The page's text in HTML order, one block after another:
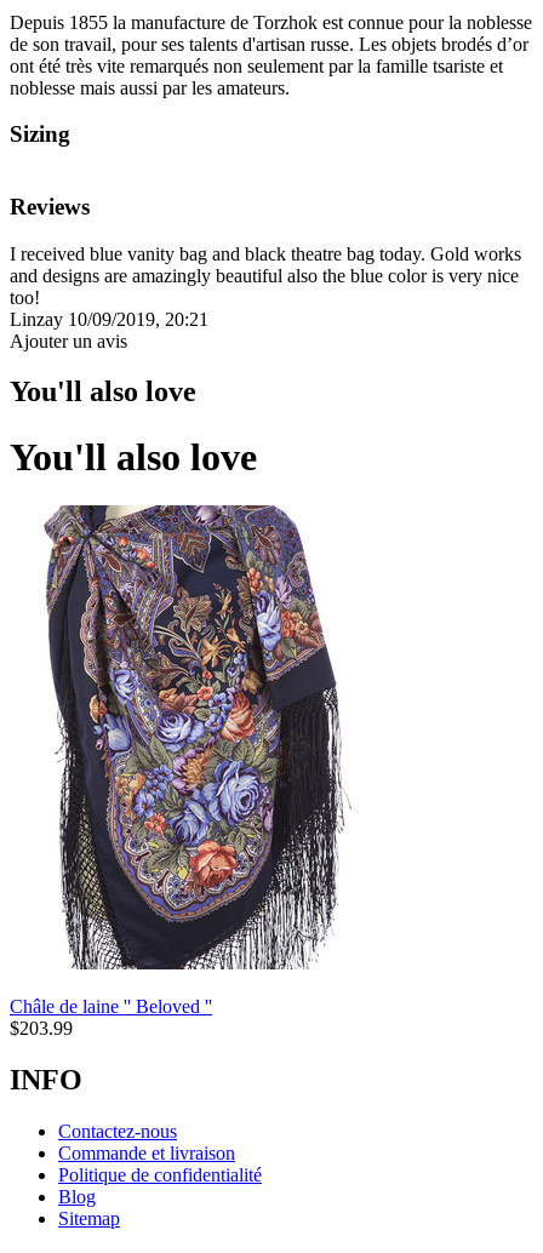
Depuis 1855 la manufacture de Torzhok est connue pour la noblesse
de son travail, pour ses talents d'artisan russe. Les objets brodés d’or
ont été très vite remarqués non seulement par la famille tsariste et
noblesse mais aussi par les amateurs.
Sizing
Reviews
I received blue vanity bag and black theatre bag today. Gold works
and designs are amazingly beautiful also the blue color is very nice
too!
Linzay 10/09/2019, 20:21
Ajouter un avis
You'll also love
You'll also love
Châle de laine '' Beloved ''
$203.99
INFO
Contactez-nous
Commande et livraison
Politique de confidentialité
Blog
Sitemap